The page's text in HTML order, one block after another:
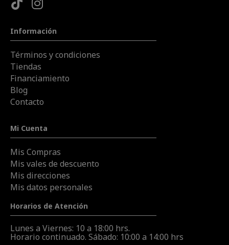
Información
Términos y condiciones
Tiendas
Financiamiento
Blog
Contacto
Mi Cuenta
Mis Compras
Mis vales de descuento
Mis direcciones
Mis datos personales
Horarios de Atención
Lunes a Viernes: 10 a 18:00 hrs.
Horario continuado. Sábado: 10:00 a 14:00 hrs